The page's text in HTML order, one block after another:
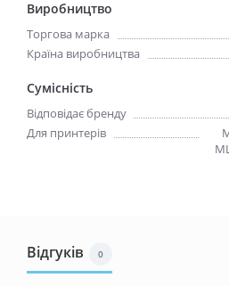
Виробництво
Торгова марка
Країна виробництва
Сумісність
Відповідає бренду
Для принтерів
Відгуків 0